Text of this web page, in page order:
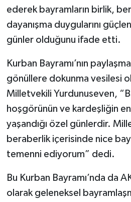
ederek bayramların birlik,
dayanışma duygularını
günler olduğunu ifade etti.
Kurban Bayramı’nın
gönüllere dokunma vesilesi
Milletvekili Yurdunuseven,
hoşgörünün ve kardeşliğin
yaşandığı özel günlerdir.
beraberlik içerisinde nice
temenni ediyorum” dedi.
Bu Kurban Bayramı’nda da
olarak geleneksel